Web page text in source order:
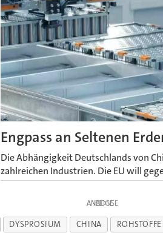
Engpass an Seltenen
Die Abhängigkeit Deutschlands von
zahlreichen Industrien. Die EU will
ANZEIGE
DYSPROSIUM CHINA ROHSTOFFE